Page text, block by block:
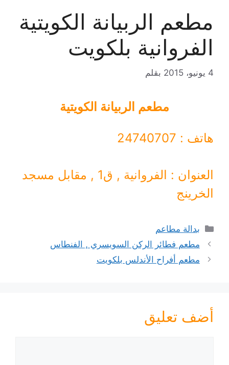
مطعم الربيانة الكويتية
الفروانية بلكويت
4 يونيو، 2015 بقلم
مطعم الربيانة الكويتية
هاتف : 24740707
العنوان : الفروانية , ق1 , مقابل مسجد
الخرينج
التصنيفات
بدالة مطاعم
مطعم فطائر الركن السويسري , الفنطاس
مطعم أفراح الأندلس بلكويت
أضف تعليق